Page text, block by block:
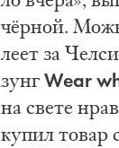
чёр­ной.
ле­ет за
зунгWear
на све­те
ку­пил то­вар